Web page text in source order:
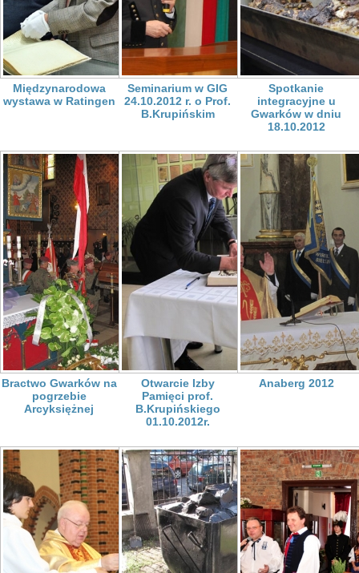
Międzynarodowa
wystawa w Ratingen
Seminarium w GIG
24.10.2012 r. o Prof.
B.Krupińskim
Spotkanie
integracyjne u
Gwarków w dniu
18.10.2012
Bractwo Gwarków na
pogrzebie
Arcyksiężnej
Otwarcie Izby
Pamięci prof.
B.Krupińskiego
01.10.2012r.
Anaberg 2012